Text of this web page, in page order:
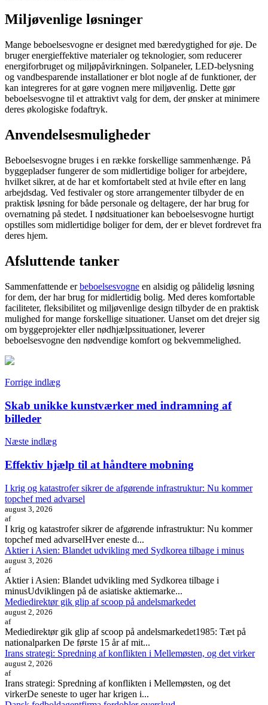
Miljøvenlige løsninger
Mange beboelsesvogne er designet med bæredygtighed for øje. De
bruger energieffektive materialer og teknologier, som reducerer
energiforbruget og miljøpåvirkningen. Solpaneler, LED-belysning
og vandbesparende installationer er blot nogle af de funktioner, der
kan integreres for at gøre vognen mere miljøvenlig. Dette gør
beboelsesvogne til et attraktivt valg for dem, der ønsker at minimere
deres økologiske fodaftryk.
Anvendelsesmuligheder
Beboelsesvogne bruges i en række forskellige sammenhænge. På
byggepladser fungerer de som midlertidige boliger for arbejdere,
hvilket sikrer, at de har et komfortabelt sted at hvile efter en lang
arbejdsdag. Ved festivaler og store arrangementer tilbyder de en
praktisk løsning for både personale og deltagere, der har brug for
overnatning på stedet. I nødsituationer kan beboelsesvogne hurtigt
opstilles som midlertidige boliger for dem, der er blevet fordrevet fra
deres hjem.
Afsluttende tanker
Sammenfattende erbeboelsesvogne en alsidig og pålidelig løsning
for dem, der har brug for midlertidig bolig. Med deres komfortable
faciliteter, fleksibilitet og miljøvenlige design tilbyder de en praktisk
mulighed for mange forskellige situationer. Uanset om det drejer sig
om byggeprojekter eller nødhjælpssituationer, leverer
beboelsesvogne den nødvendige komfort og bekvemmelighed.
Indlægsnavigation
Forrige indlæg
Skab unikke kunstværker med indramning af
billeder
Næste indlæg
Effektiv hjælp til at håndtere mobning
I krig og katastrofer sikrer de afgørende infrastruktur: Nu kommer
topchef med advarsel
august 3, 2026
af
I krig og katastrofer sikrer de afgørende infrastruktur: Nu kommer
topchef med advarselHver eneste d...
Aktier i Asien: Blandet udvikling med Sydkorea tilbage i minus
august 3, 2026
af
Aktier i Asien: Blandet udvikling med Sydkorea tilbage i
minusUdviklingen på de asiatiske aktiemarke...
Mediedirektør gik glip af scoop på andelsmarkedet
august 2, 2026
af
Mediedirektør gik glip af scoop på andelsmarkedet1985: Tæt på
nationalparken De første 15 år af mit...
Irans strategi: Spredning af konflikten i Mellemøsten, og det virker
august 2, 2026
af
Irans strategi: Spredning af konflikten i Mellemøsten, og det
virkerDe seneste to uger har krigen i...